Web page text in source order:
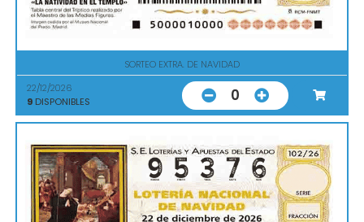
SORTEO EXTRA. DE NAVIDAD
22/12/2026
9 DISPONIBLES 0